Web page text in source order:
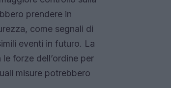
prendere in
come segnali di
eventi in futuro. La
forze dell’ordine per
misure potrebbero